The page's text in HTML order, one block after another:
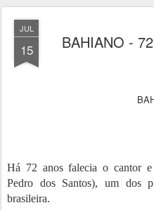
JUL
15 BAHIANO -
Há 72 anos falecia o cantor
Pedro dos Santos), um dos
brasileira.